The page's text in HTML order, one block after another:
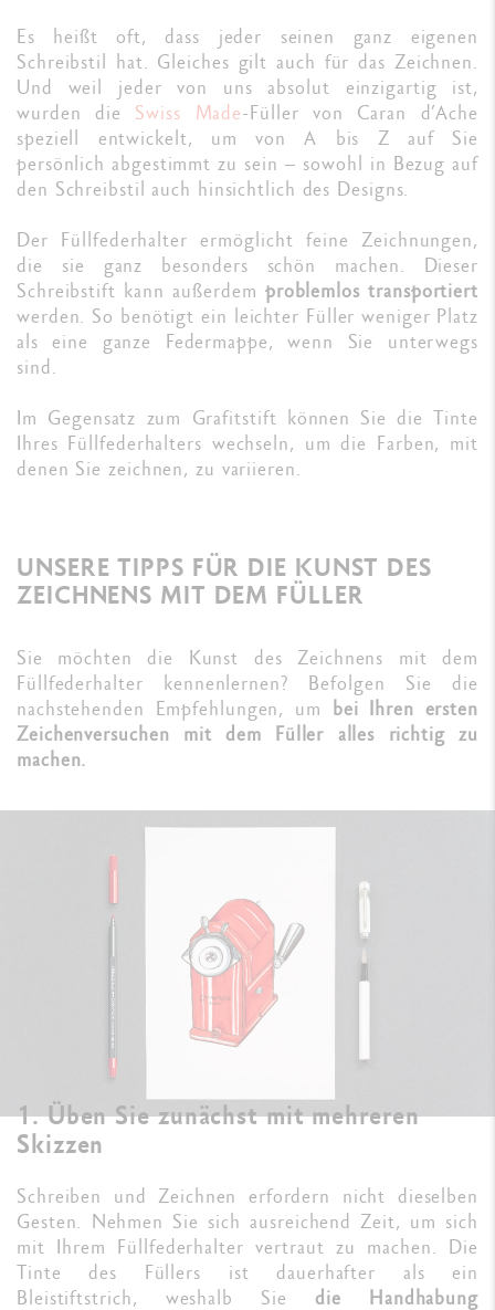
Es heißt oft, dass jeder seinen ganz eigenen
Schreibstil hat. Gleiches gilt auch für das Zeichnen.
Und weil jeder von uns absolut einzigartig ist,
wurden die Swiss Made-Füller von Caran d’Ache
speziell entwickelt, um von A bis Z auf Sie
persönlich abgestimmt zu sein – sowohl in Bezug auf
den Schreibstil auch hinsichtlich des Designs.
Der Füllfederhalter ermöglicht feine Zeichnungen,
die sie ganz besonders schön machen. Dieser
Schreibstift kann außerdem problemlos transportiert
werden. So benötigt ein leichter Füller weniger Platz
als eine ganze Federmappe, wenn Sie unterwegs
sind.
Im Gegensatz zum Grafitstift können Sie die Tinte
Ihres Füllfederhalters wechseln, um die Farben, mit
denen Sie zeichnen, zu variieren.
UNSERE TIPPS FÜR DIE KUNST DES
ZEICHNENS MIT DEM FÜLLER
Sie möchten die Kunst des Zeichnens mit dem
Füllfederhalter kennenlernen? Befolgen Sie die
nachstehenden Empfehlungen, um bei Ihren ersten
Zeichenversuchen mit dem Füller alles richtig zu
machen.
1. Üben Sie zunächst mit mehreren
Skizzen
Schreiben und Zeichnen erfordern nicht dieselben
Gesten. Nehmen Sie sich ausreichend Zeit, um sich
mit Ihrem Füllfederhalter vertraut zu machen. Die
Tinte des Füllers ist dauerhafter als ein
Bleistiftstrich, weshalb Siedie Handhabung